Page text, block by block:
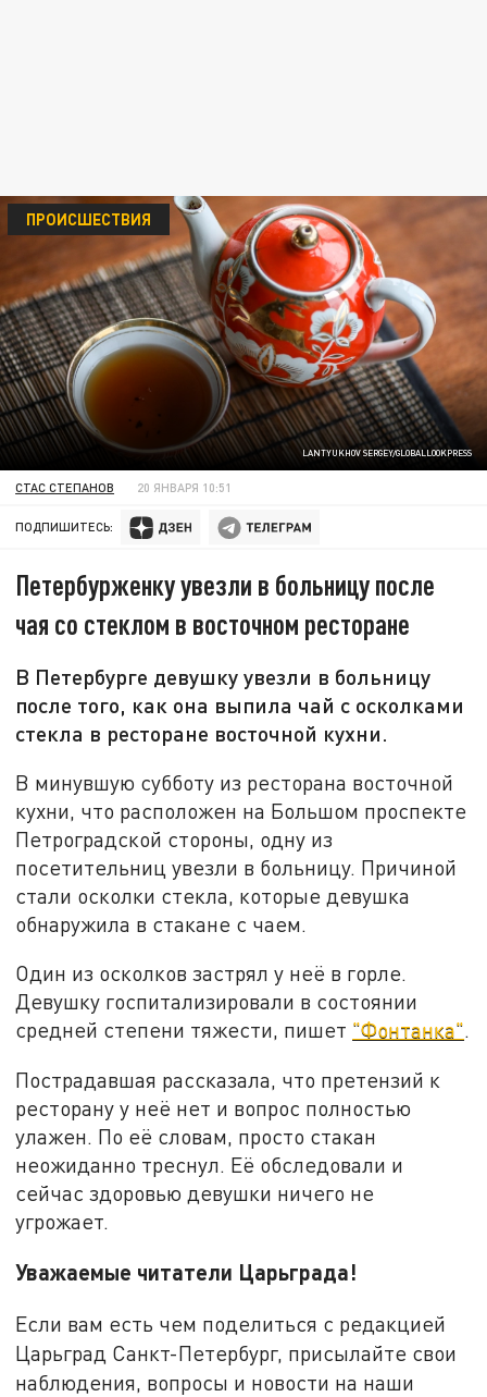
LANTYUKHOV SERGEY/GLOBALLOOKPRESS
ПРОИСШЕСТВИЯ
СТАС СТЕПАНОВ 20 ЯНВАРЯ 10:51
ПОДПИШИТЕСЬ:
Петербурженку увезли в больницу после
чая со стеклом в восточном ресторане
В Петербурге девушку увезли в больницу
после того, как она выпила чай с осколками
стекла в ресторане восточной кухни.
В минувшую субботу из ресторана восточной
кухни, что расположен на Большом проспекте
Петроградской стороны, одну из
посетительниц увезли в больницу. Причиной
стали осколки стекла, которые девушка
обнаружила в стакане с чаем.
Один из осколков застрял у неё в горле.
Девушку госпитализировали в состоянии
средней степени тяжести, пишет "Фонтанка".
Пострадавшая рассказала, что претензий к
ресторану у неё нет и вопрос полностью
улажен. По её словам, просто стакан
неожиданно треснул. Её обследовали и
сейчас здоровью девушки ничего не
угрожает.
Уважаемые читатели Царьграда!
Если вам есть чем поделиться с редакцией
Царьград Санкт-Петербург, присылайте свои
наблюдения, вопросы и новости на наши